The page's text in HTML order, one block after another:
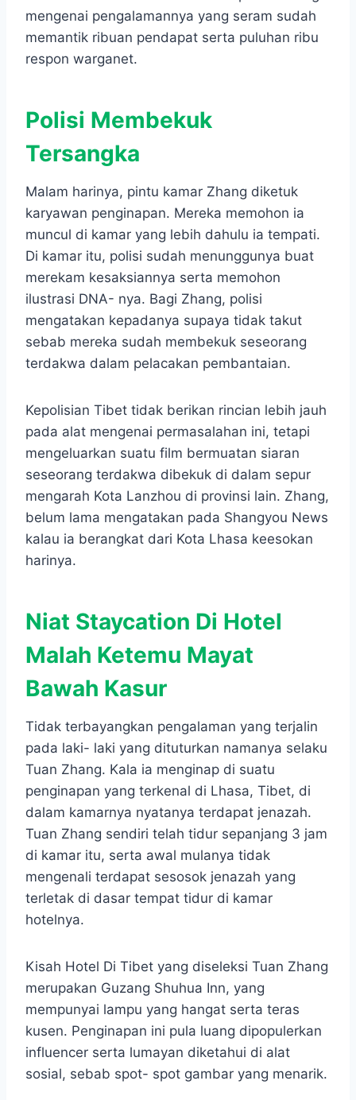
mengenai pengalamannya yang seram sudah
memantik ribuan pendapat serta puluhan ribu
respon warganet.
Polisi Membekuk
Tersangka
Malam harinya, pintu kamar Zhang diketuk
karyawan penginapan. Mereka memohon ia
muncul di kamar yang lebih dahulu ia tempati.
Di kamar itu, polisi sudah menunggunya buat
merekam kesaksiannya serta memohon
ilustrasi DNA- nya. Bagi Zhang, polisi
mengatakan kepadanya supaya tidak takut
sebab mereka sudah membekuk seseorang
terdakwa dalam pelacakan pembantaian.
Kepolisian Tibet tidak berikan rincian lebih jauh
pada alat mengenai permasalahan ini, tetapi
mengeluarkan suatu film bermuatan siaran
seseorang terdakwa dibekuk di dalam sepur
mengarah Kota Lanzhou di provinsi lain. Zhang,
belum lama mengatakan pada Shangyou News
kalau ia berangkat dari Kota Lhasa keesokan
harinya.
Niat Staycation Di Hotel
Malah Ketemu Mayat
Bawah Kasur
Tidak terbayangkan pengalaman yang terjalin
pada laki- laki yang dituturkan namanya selaku
Tuan Zhang. Kala ia menginap di suatu
penginapan yang terkenal di Lhasa, Tibet, di
dalam kamarnya nyatanya terdapat jenazah.
Tuan Zhang sendiri telah tidur sepanjang 3 jam
di kamar itu, serta awal mulanya tidak
mengenali terdapat sesosok jenazah yang
terletak di dasar tempat tidur di kamar
hotelnya.
Kisah Hotel Di Tibet yang diseleksi Tuan Zhang
merupakan Guzang Shuhua Inn, yang
mempunyai lampu yang hangat serta teras
kusen. Penginapan ini pula luang dipopulerkan
influencer serta lumayan diketahui di alat
sosial, sebab spot- spot gambar yang menarik.